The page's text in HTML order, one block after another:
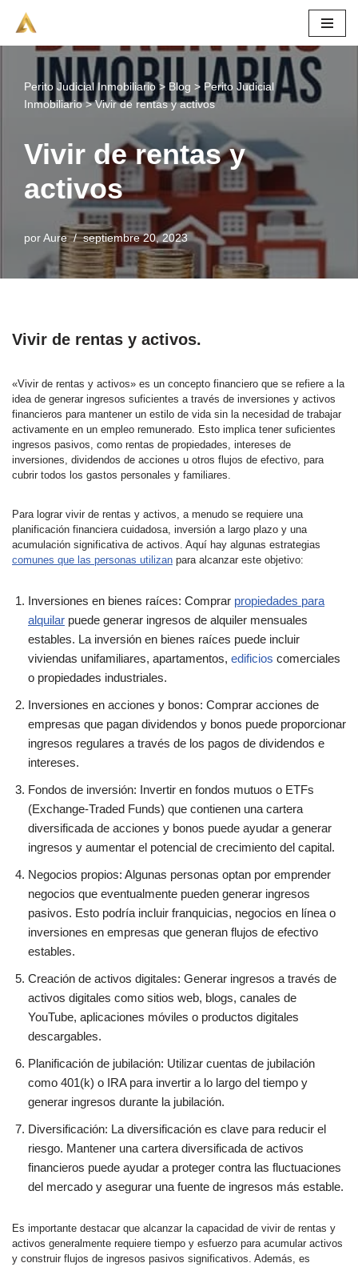
Saltar
contenido
Perito Judicial Inmobiliario> Blog > Perito Judicial
Inmobiliario>Vivir de rentas y activos
Vivir de rentas y
activos
por Aure septiembre 20, 2023
Vivir de rentas y activos.
«Vivir de rentas y activos» es un concepto financiero que se refiere a la
idea de generar ingresos suficientes a través de inversiones y activos
financieros para mantener un estilo de vida sin la necesidad de trabajar
activamente en un empleo remunerado. Esto implica tener suficientes
ingresos pasivos, como rentas de propiedades, intereses de
inversiones, dividendos de acciones u otros flujos de efectivo, para
cubrir todos los gastos personales y familiares.
Para lograr vivir de rentas y activos, a menudo se requiere una
planificación financiera cuidadosa, inversión a largo plazo y una
acumulación significativa de activos. Aquí hay algunas estrategias
comunes que las personas utilizan para alcanzar este objetivo:
Inversiones en bienes raíces: Comprar propiedades para
alquilar puede generar ingresos de alquiler mensuales
estables. La inversión en bienes raíces puede incluir
viviendas unifamiliares, apartamentos, edificios comerciales
o propiedades industriales.
Inversiones en acciones y bonos: Comprar acciones de
empresas que pagan dividendos y bonos puede proporcionar
ingresos regulares a través de los pagos de dividendos e
intereses.
Fondos de inversión: Invertir en fondos mutuos o ETFs
(Exchange-Traded Funds) que contienen una cartera
diversificada de acciones y bonos puede ayudar a generar
ingresos y aumentar el potencial de crecimiento del capital.
Negocios propios: Algunas personas optan por emprender
negocios que eventualmente pueden generar ingresos
pasivos. Esto podría incluir franquicias, negocios en línea o
inversiones en empresas que generan flujos de efectivo
estables.
Creación de activos digitales: Generar ingresos a través de
activos digitales como sitios web, blogs, canales de
YouTube, aplicaciones móviles o productos digitales
descargables.
Planificación de jubilación: Utilizar cuentas de jubilación
como 401(k) o IRA para invertir a lo largo del tiempo y
generar ingresos durante la jubilación.
Diversificación: La diversificación es clave para reducir el
riesgo. Mantener una cartera diversificada de activos
financieros puede ayudar a proteger contra las fluctuaciones
del mercado y asegurar una fuente de ingresos más estable.
Es importante destacar que alcanzar la capacidad de vivir de rentas y
activos generalmente requiere tiempo y esfuerzo para acumular activos
y construir flujos de ingresos pasivos significativos. Además, es